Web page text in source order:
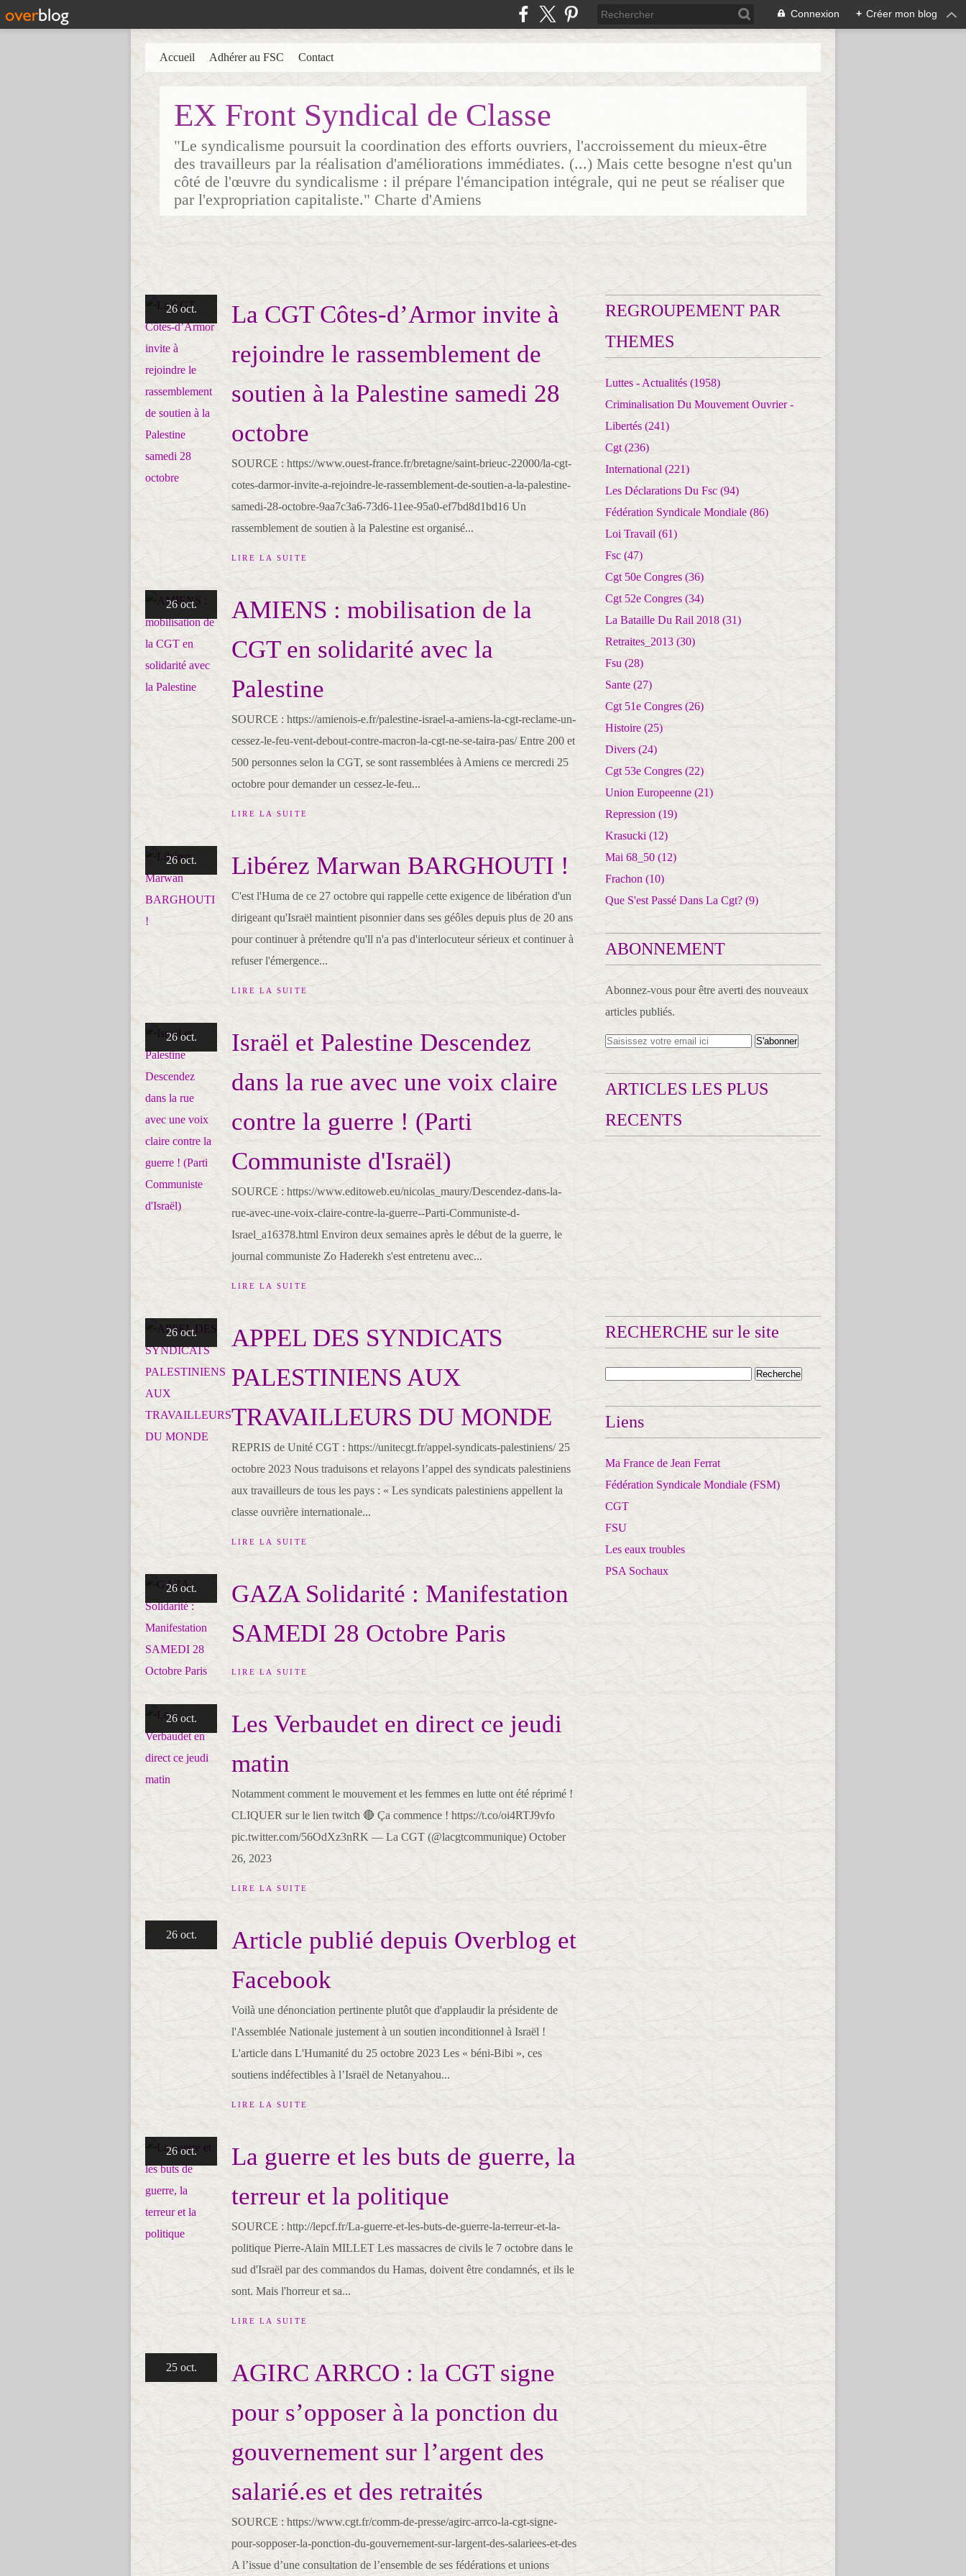
Connexion + Créer mon blog
EX Front Syndical de Classe
"Le syndicalisme poursuit la coordination des efforts ouvriers, l'accroissement du mieux-être
des travailleurs par la réalisation d'améliorations immédiates. (...) Mais cette besogne n'est qu'un
côté de l'œuvre du syndicalisme : il prépare l'émancipation intégrale, qui ne peut se réaliser que
par l'expropriation capitaliste." Charte d'Amiens
Accueil Adhérer au FSC Contact
26 oct.
La CGT Côtes-d’Armor invite à
rejoindre le rassemblement de
soutien à la Palestine samedi 28
octobre
SOURCE : https://www.ouest-france.fr/bretagne/saint-brieuc-22000/la-cgt-
cotes-darmor-invite-a-rejoindre-le-rassemblement-de-soutien-a-la-palestine-
samedi-28-octobre-9aa7c3a6-73d6-11ee-95a0-ef7bd8d1bd16 Un
rassemblement de soutien à la Palestine est organisé...
LIRE LA SUITE
26 oct.
AMIENS : mobilisation de la
CGT en solidarité avec la
Palestine
SOURCE : https://amienois-e.fr/palestine-israel-a-amiens-la-cgt-reclame-un-
cessez-le-feu-vent-debout-contre-macron-la-cgt-ne-se-taira-pas/ Entre 200 et
500 personnes selon la CGT, se sont rassemblées à Amiens ce mercredi 25
octobre pour demander un cessez-le-feu...
LIRE LA SUITE
26 oct. Libérez Marwan BARGHOUTI !
C'est l'Huma de ce 27 octobre qui rappelle cette exigence de libération d'un
dirigeant qu'Israël maintient pisonnier dans ses géôles depuis plus de 20 ans
pour continuer à prétendre qu'll n'a pas d'interlocuteur sérieux et continuer à
refuser l'émergence...
LIRE LA SUITE
26 oct.
Israël et Palestine Descendez
dans la rue avec une voix claire
contre la guerre ! (Parti
Communiste d'Israël)
SOURCE : https://www.editoweb.eu/nicolas_maury/Descendez-dans-la-
rue-avec-une-voix-claire-contre-la-guerre--Parti-Communiste-d-
Israel_a16378.html Environ deux semaines après le début de la guerre, le
journal communiste Zo Haderekh s'est entretenu avec...
LIRE LA SUITE
26 oct.
APPEL DES SYNDICATS
PALESTINIENS AUX
TRAVAILLEURS DU MONDE
REPRIS de Unité CGT : https://unitecgt.fr/appel-syndicats-palestiniens/ 25
octobre 2023 Nous traduisons et relayons l’appel des syndicats palestiniens
aux travailleurs de tous les pays : « Les syndicats palestiniens appellent la
classe ouvrière internationale...
LIRE LA SUITE
26 oct.
GAZA Solidarité : Manifestation
SAMEDI 28 Octobre Paris
LIRE LA SUITE
26 oct.
Les Verbaudet en direct ce jeudi
matin
Notamment comment le mouvement et les femmes en lutte ont été réprimé !
CLIQUER sur le lien twitch 🔴 Ça commence ! https://t.co/oi4RTJ9vfo
pic.twitter.com/56OdXz3nRK — La CGT (@lacgtcommunique) October
26, 2023
LIRE LA SUITE
26 oct.
Article publié depuis Overblog et
Facebook
Voilà une dénonciation pertinente plutôt que d'applaudir la présidente de
l'Assemblée Nationale justement à un soutien inconditionnel à Israël !
L'article dans L'Humanité du 25 octobre 2023 Les « béni-Bibi », ces
soutiens indéfectibles à l’Israël de Netanyahou...
LIRE LA SUITE
26 oct.
La guerre et les buts de guerre, la
terreur et la politique
SOURCE : http://lepcf.fr/La-guerre-et-les-buts-de-guerre-la-terreur-et-la-
politique Pierre-Alain MILLET Les massacres de civils le 7 octobre dans le
sud d'Israël par des commandos du Hamas, doivent être condamnés, et ils le
sont. Mais l'horreur et sa...
LIRE LA SUITE
25 oct.
AGIRC ARRCO : la CGT signe
pour s’opposer à la ponction du
gouvernement sur l’argent des
salarié.es et des retraités
SOURCE : https://www.cgt.fr/comm-de-presse/agirc-arrco-la-cgt-signe-
pour-sopposer-la-ponction-du-gouvernement-sur-largent-des-salariees-et-des
A l’issue d’une consultation de l’ensemble de ses fédérations et unions
REGROUPEMENT PAR
THEMES
Luttes - Actualités (1958)
Criminalisation Du Mouvement Ouvrier -
Libertés (241)
Cgt (236)
International (221)
Les Déclarations Du Fsc (94)
Fédération Syndicale Mondiale (86)
Loi Travail (61)
Fsc (47)
Cgt 50e Congres (36)
Cgt 52e Congres (34)
La Bataille Du Rail 2018 (31)
Retraites_2013 (30)
Fsu (28)
Sante (27)
Cgt 51e Congres (26)
Histoire (25)
Divers (24)
Cgt 53e Congres (22)
Union Europeenne (21)
Repression (19)
Krasucki (12)
Mai 68_50 (12)
Frachon (10)
Que S'est Passé Dans La Cgt? (9)
ABONNEMENT
Abonnez-vous pour être averti des nouveaux
articles publiés.
ARTICLES LES PLUS
RECENTS
RECHERCHE sur le site
Liens
Ma France de Jean Ferrat
Fédération Syndicale Mondiale (FSM)
CGT
FSU
Les eaux troubles
PSA Sochaux